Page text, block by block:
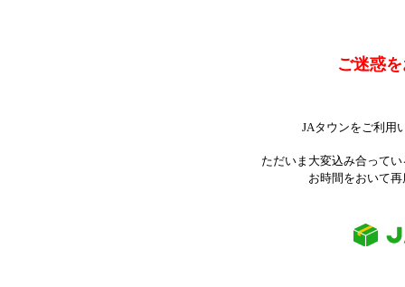
ご迷惑
JAタウンをご利用
ただいま大変込み合って
お時間をおいて